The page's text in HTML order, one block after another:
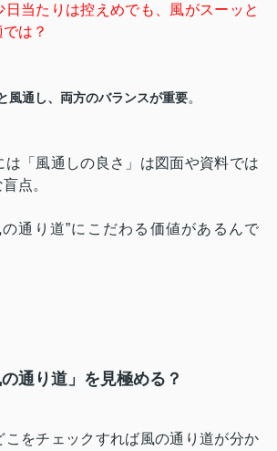
日当たりは控えめでも、風がスーッと
は？
風通し、両方のバランスが重要。
は「風通しの良さ」は図面や資料では
点。
通り道”にこだわる価値があるんで
通り道」を見極める？
こをチェックすれば風の通り道が分か